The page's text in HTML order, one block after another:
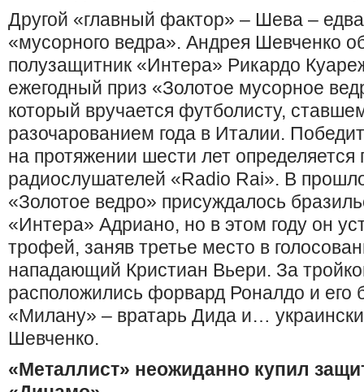
Другой «главный фактор» – Шева –
«мусорного ведра». Андрея Шевченко
полузащитник «Интера» Рикардо
ежегодный приз «Золотое мусорное
который вручается футболисту,
разочарованием года в Италии.
на протяжении шести лет определяется
радиослушателей «Radio Rai». В
«Золотое ведро» присуждалось
«Интера» Адриано, но в этом году он
трофей, заняв третье место в
нападающий Кристиан Вьери. За
расположились форвард Роналдо и
«Милану» – вратарь Дида и…
Шевченко.
«Металлист» неожиданно купил